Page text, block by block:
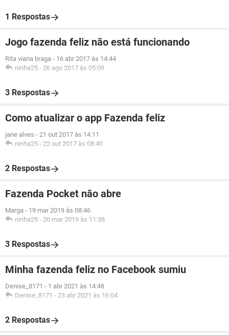
1 Respostas
Jogo fazenda feliz não está funcionando
Rita viana braga - 16 abr 2017 às 14:44
ninha25 - 26 ago 2017 às 05:09
3 Respostas
Como atualizar o app Fazenda feliz
jane alves - 21 out 2017 às 14:11
ninha25 - 22 out 2017 às 08:40
2 Respostas
Fazenda Pocket não abre
Marga - 19 mar 2019 às 08:46
ninha25 - 20 mar 2019 às 11:38
3 Respostas
Minha fazenda feliz no Facebook sumiu
Denise_8171 - 1 abr 2021 às 14:48
Denise_8171 - 23 abr 2021 às 16:04
2 Respostas